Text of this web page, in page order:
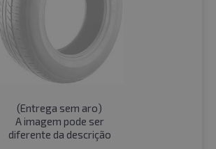
(Entrega sem aro)
A imagem pode ser
diferente da descrição